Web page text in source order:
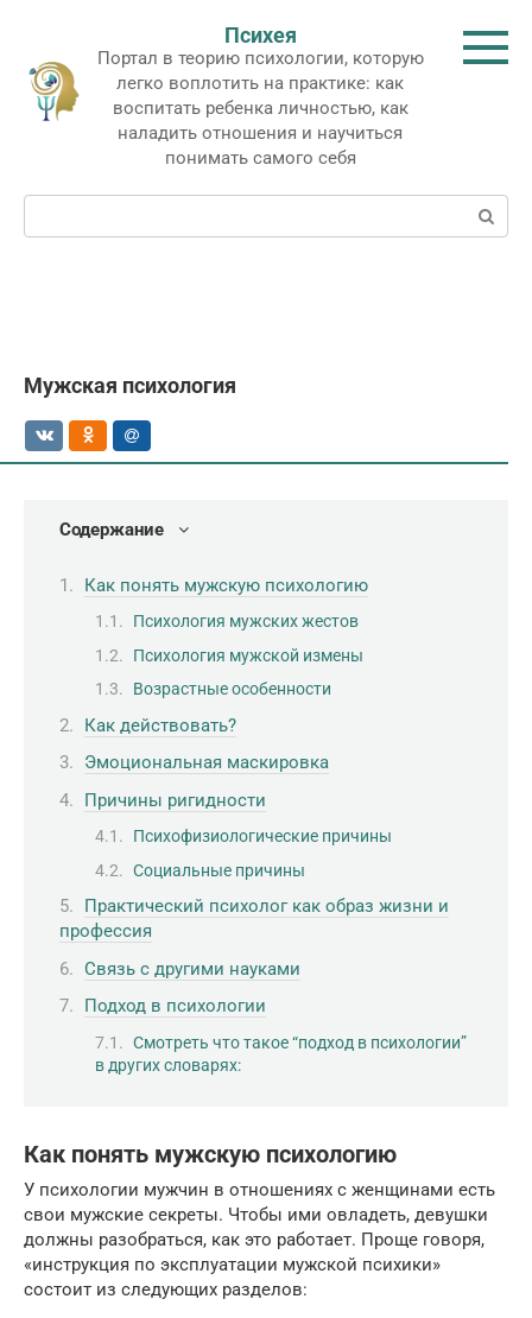
контенту
Психея
Портал в теорию психологии, которую
легко воплотить на практике: как
воспитать ребенка личностью, как
наладить отношения и научиться
понимать самого себя
Поиск:
Мужская психология
Содержание
Как понять мужскую психологию
Психология мужских жестов
Психология мужской измены
Возрастные особенности
Как действовать?
Эмоциональная маскировка
Причины ригидности
Психофизиологические причины
Социальные причины
Практический психолог как образ жизни и
профессия
Связь с другими науками
Подход в психологии
Смотреть что такое “подход в психологии”
в других словарях:
Как понять мужскую психологию
У психологии мужчин в отношениях с женщинами есть
свои мужские секреты. Чтобы ими овладеть, девушки
должны разобраться, как это работает. Проще говоря,
«инструкция по эксплуатации мужской психики»
состоит из следующих разделов: